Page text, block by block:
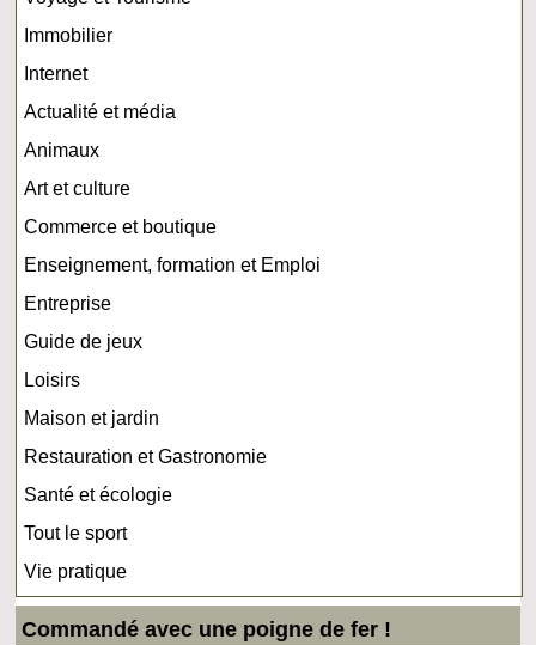
Immobilier
Internet
Actualité et média
Animaux
Art et culture
Commerce et boutique
Enseignement, formation et Emploi
Entreprise
Guide de jeux
Loisirs
Maison et jardin
Restauration et Gastronomie
Santé et écologie
Tout le sport
Vie pratique
Commandé avec une poigne de fer !